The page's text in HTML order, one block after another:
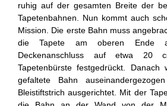
ruhig auf der gesamten Breite der
Tapetenbahnen. Nun kommt auch
Mission. Die erste Bahn muss
die Tapete am oberen Ende
Deckenanschluss auf etwa
Tapetenbürste festgedrückt.
gefaltete Bahn
Bleistiftstrich ausgerichtet. Mit der